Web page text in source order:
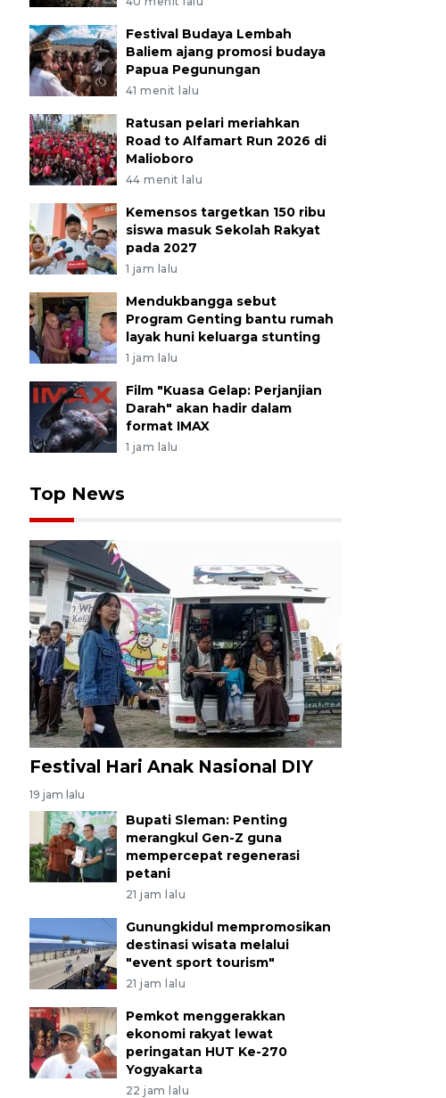
Festival Budaya Lembah
Baliem ajang promosi budaya
Papua Pegunungan
41 menit lalu
Ratusan pelari meriahkan
Road to Alfamart Run 2026 di
Malioboro
44 menit lalu
Kemensos targetkan 150 ribu
siswa masuk Sekolah Rakyat
pada 2027
1 jam lalu
Mendukbangga sebut
Program Genting bantu rumah
layak huni keluarga stunting
1 jam lalu
Film "Kuasa Gelap: Perjanjian
Darah" akan hadir dalam
format IMAX
1 jam lalu
Top News
Festival Hari Anak Nasional DIY
19 jam lalu
Bupati Sleman: Penting
merangkul Gen-Z guna
mempercepat regenerasi
petani
21 jam lalu
Gunungkidul mempromosikan
destinasi wisata melalui
"event sport tourism"
21 jam lalu
Pemkot menggerakkan
ekonomi rakyat lewat
peringatan HUT Ke-270
Yogyakarta
22 jam lalu